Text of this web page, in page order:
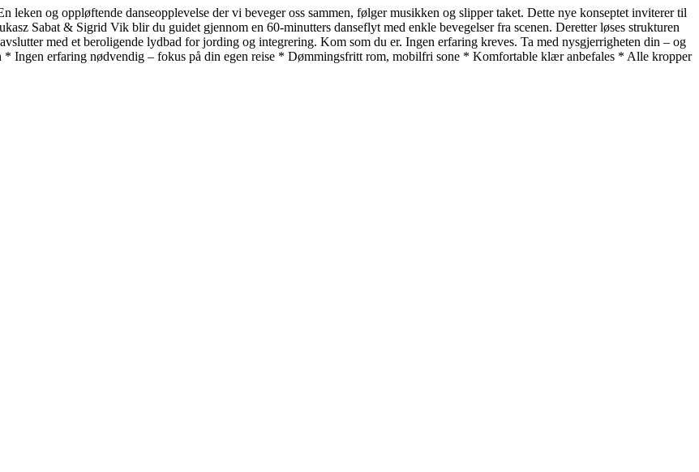
leken og oppløftende danseopplevelse der vi beveger oss sammen, følger musikken og slipper taket. Dette nye konseptet inviterer til
Sabat & Sigrid Vik blir du guidet gjennom en 60-minutters danseflyt med enkle bevegelser fra scenen. Deretter løses strukturen
med et beroligende lydbad for jording og integrering. Kom som du er. Ingen erfaring kreves. Ta med nysgjerrigheten din – og
* Ingen erfaring nødvendig – fokus på din egen reise * Dømmingsfritt rom, mobilfri sone * Komfortable klær anbefales * Alle kropper